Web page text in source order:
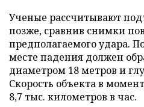
Ученые рассчитывают
позже, сравнив снимки
предполагаемого удара.
месте падения должен
диаметром 18 метров и
Скорость объекта в
8,7 тыс. километров в час.